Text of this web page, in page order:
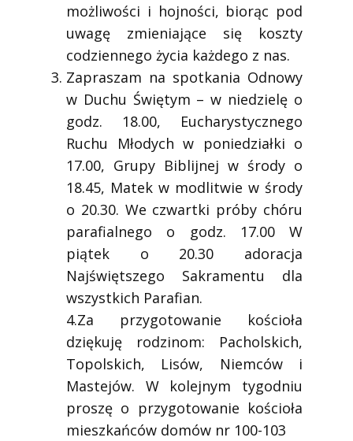
możliwości i hojności, biorąc pod
uwagę zmieniające się koszty
codziennego życia każdego z nas.
Zapraszam na spotkania Odnowy
w Duchu Świętym – w niedzielę o
godz. 18.00, Eucharystycznego
Ruchu Młodych w poniedziałki o
17.00, Grupy Biblijnej w środy o
18.45, Matek w modlitwie w środy
o 20.30. We czwartki próby chóru
parafialnego o godz. 17.00 W
piątek o 20.30 adoracja
Najświętszego Sakramentu dla
wszystkich Parafian.
4.Za przygotowanie kościoła
dziękuję rodzinom: Pacholskich,
Topolskich, Lisów, Niemców i
Mastejów. W kolejnym tygodniu
proszę o przygotowanie kościoła
mieszkańców domów nr 100-103